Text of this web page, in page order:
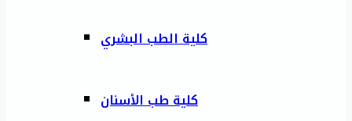
كلية الطب البشري
كلية طب الأسنان